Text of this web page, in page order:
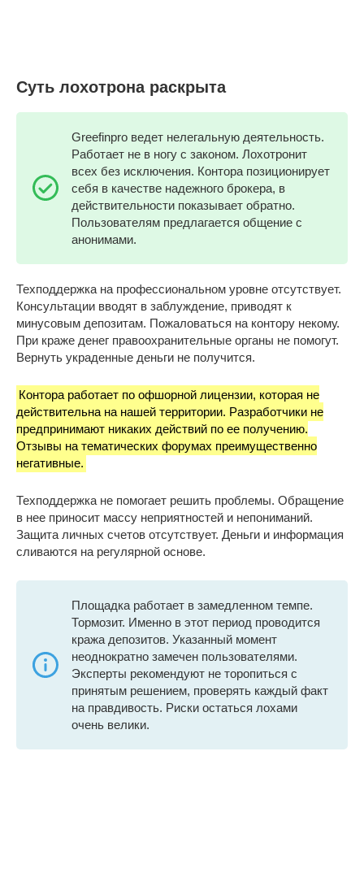
Суть лохотрона раскрыта
Greefinpro ведет нелегальную деятельность.
Работает не в ногу с законом. Лохотронит
всех без исключения. Контора позиционирует
себя в качестве надежного брокера, в
действительности показывает обратно.
Пользователям предлагается общение с
анонимами.
Техподдержка на профессиональном уровне отсутствует.
Консультации вводят в заблуждение, приводят к
минусовым депозитам. Пожаловаться на контору некому.
При краже денег правоохранительные органы не помогут.
Вернуть украденные деньги не получится.
Контора работает по офшорной лицензии, которая не
действительна на нашей территории. Разработчики не
предпринимают никаких действий по ее получению.
Отзывы на тематических форумах преимущественно
негативные.
Техподдержка не помогает решить проблемы. Обращение
в нее приносит массу неприятностей и непониманий.
Защита личных счетов отсутствует. Деньги и информация
сливаются на регулярной основе.
Площадка работает в замедленном темпе.
Тормозит. Именно в этот период проводится
кража депозитов. Указанный момент
неоднократно замечен пользователями.
Эксперты рекомендуют не торопиться с
принятым решением, проверять каждый факт
на правдивость. Риски остаться лохами
очень велики.